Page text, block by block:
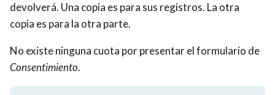
devolverá. Una copia es para sus registros. La otra
copia es para la otra parte.
No existe ninguna cuota por presentar el formulario de
Consentimiento.